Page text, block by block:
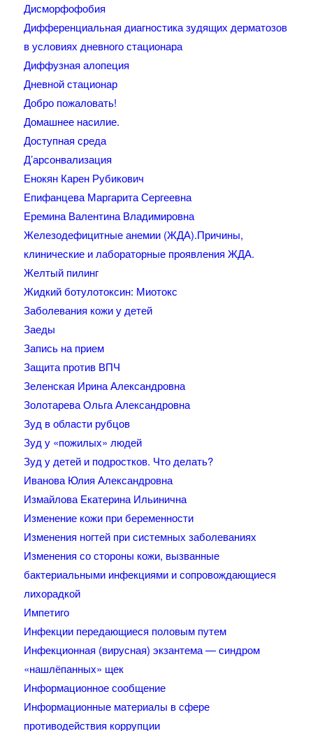
Дисморфофобия
Дифференциальная диагностика зудящих дерматозов
в условиях дневного стационара
Диффузная алопеция
Дневной стационар
Добро пожаловать!
Домашнее насилие.
Доступная среда
Д’арсонвализация
Енокян Карен Рубикович
Епифанцева Маргарита Сергеевна
Еремина Валентина Владимировна
Железодефицитные анемии (ЖДА).Причины,
клинические и лабораторные проявления ЖДА.
Желтый пилинг
Жидкий ботулотоксин: Миотокс
Заболевания кожи у детей
Заеды
Запись на прием
Защита против ВПЧ
Зеленская Ирина Александровна
Золотарева Ольга Александровна
Зуд в области рубцов
Зуд у «пожилых» людей
Зуд у детей и подростков. Что делать?
Иванова Юлия Александровна
Измайлова Екатерина Ильинична
Изменение кожи при беременности
Изменения ногтей при системных заболеваниях
Изменения со стороны кожи, вызванные
бактериальными инфекциями и сопровождающиеся
лихорадкой
Импетиго
Инфекции передающиеся половым путем
Инфекционная (вирусная) экзантема — синдром
«нашлёпанных» щек
Информационное сообщение
Информационные материалы в сфере
противодействия коррупции